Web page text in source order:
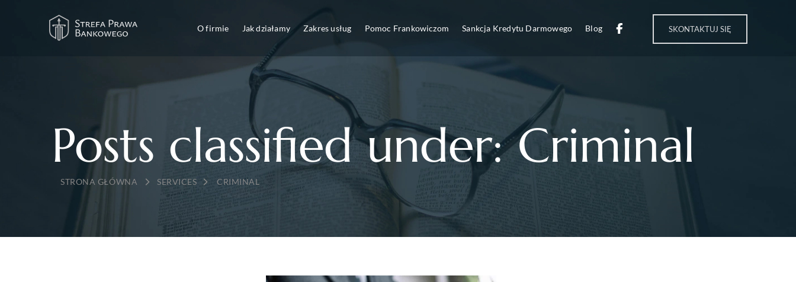
SKONTAKTUJ SIĘ
O firmie Jak działamy Zakres usług Pomoc Frankowiczom Sankcja Kredytu Darmowego Blog
Posts classified under:Criminal
→ SERVICES → CRIMINAL